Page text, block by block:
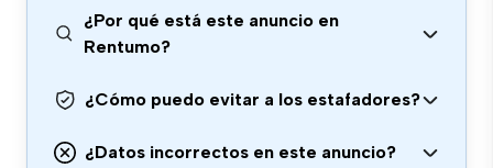
¿Por qué está este anuncio en
Rentumo?
¿Cómo puedo evitar a los estafadores?
¿Datos incorrectos en este anuncio?